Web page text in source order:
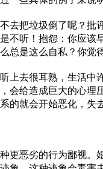
把垃圾倒了呢？批
不听！抱怨：你应
总是这么自私？你觉
去很耳熟，生活中
会给造成巨大的心理
的就会开始恶化，失
恶劣的行为鄙视。